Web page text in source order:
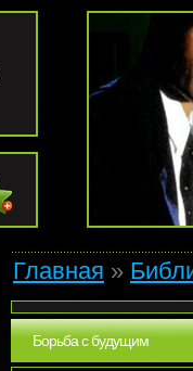
Главная »
Борьба с будущим